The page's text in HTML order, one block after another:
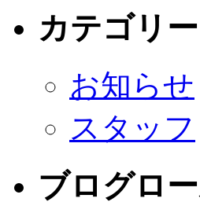
カテゴリー
お知らせ
スタッフ
ブログロ